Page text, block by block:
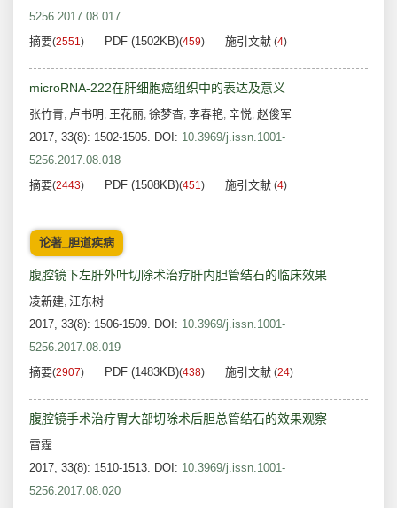
5256.2017.08.017
摘要(2551) PDF (1502KB)(459) 施引文献 (4)
microRNA-222在肝细胞癌组织中的表达及意义
张竹青, 卢书明 , 王花丽, 徐梦杳, 李春艳, 辛悦, 赵俊军
2017, 33(8): 1502-1505. DOI: 10.3969/j.issn.1001-
5256.2017.08.018
摘要(2443) PDF (1508KB)(451) 施引文献 (4)
论著_胆道疾病
腹腔镜下左肝外叶切除术治疗肝内胆管结石的临床效果
凌新建, 汪东树
2017, 33(8): 1506-1509. DOI: 10.3969/j.issn.1001-
5256.2017.08.019
摘要(2907) PDF (1483KB)(438) 施引文献 (24)
腹腔镜手术治疗胃大部切除术后胆总管结石的效果观察
雷霆
2017, 33(8): 1510-1513. DOI: 10.3969/j.issn.1001-
5256.2017.08.020